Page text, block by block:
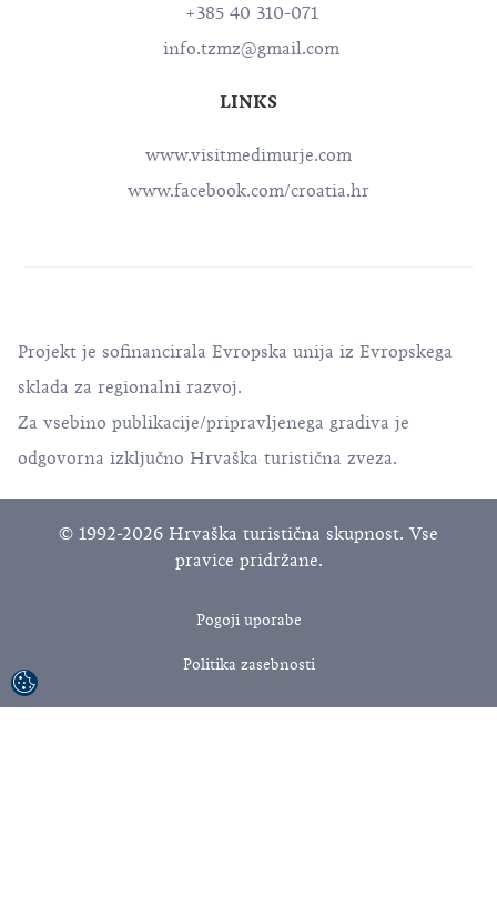
+385 40 310-071
info.tzmz@gmail.com
LINKS
www.visitmedimurje.com
www.facebook.com/croatia.hr
Projekt je sofinancirala Evropska unija iz Evropskega
sklada za regionalni razvoj.
Za vsebino publikacije/pripravljenega gradiva je
odgovorna izključno Hrvaška turistična zveza.
© 1992-2026 Hrvaška turistična skupnost. Vse
pravice pridržane.
Pogoji uporabe
Politika zasebnosti